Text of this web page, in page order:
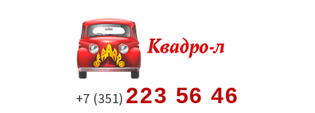
содержимому
+7 (351) 223 56 46